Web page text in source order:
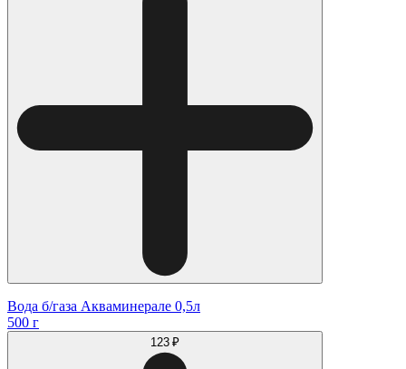
Вода б/газа Акваминерале 0,5л
500 г
123 ₽